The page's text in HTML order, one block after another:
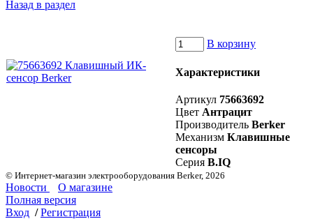
Назад в раздел
В корзину
Характеристики
Артикул 75663692
Цвет Антрацит
Производитель Berker
Механизм Клавишные
сенсоры
Серия B.IQ
© Интернет-магазин электрооборудования Berker, 2026
Новости
О магазине
Полная версия
Вход / Регистрация